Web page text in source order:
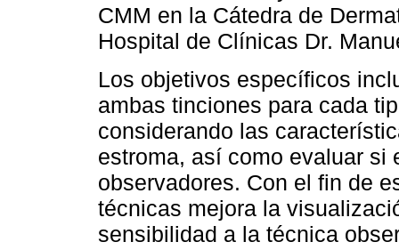
CMM en la Cátedra de
Hospital de Clínicas Dr.
Los objetivos específicos
ambas tinciones para cada
considerando las
estroma, así como evaluar si
observadores. Con el fin de
técnicas mejora la
sensibilidad a la técnica